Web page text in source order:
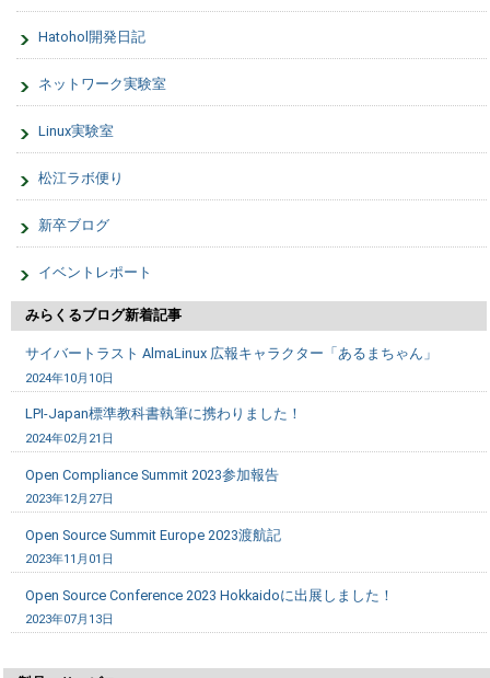
Hatohol開発日記
ネットワーク実験室
Linux実験室
松江ラボ便り
新卒ブログ
イベントレポート
みらくるブログ新着記事
サイバートラスト AlmaLinux 広報キャラクター「あるまちゃん」
2024年10月10日
LPI-Japan標準教科書執筆に携わりました！
2024年02月21日
Open Compliance Summit 2023参加報告
2023年12月27日
Open Source Summit Europe 2023渡航記
2023年11月01日
Open Source Conference 2023 Hokkaidoに出展しました！
2023年07月13日